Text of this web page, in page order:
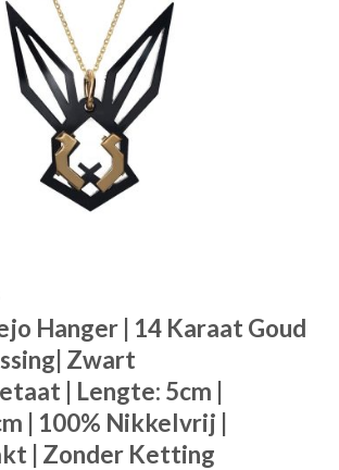
Hanger | 14 Karaat Goud
Zwart
| Lengte: 5cm |
| 100% Nikkelvrij |
| Zonder Ketting